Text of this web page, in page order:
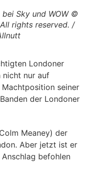
Sky und WOW ©
rights reserved. /
Londoner
nicht nur auf
seiner
der Londoner
Meaney) der
Aber jetzt ist er
befohlen